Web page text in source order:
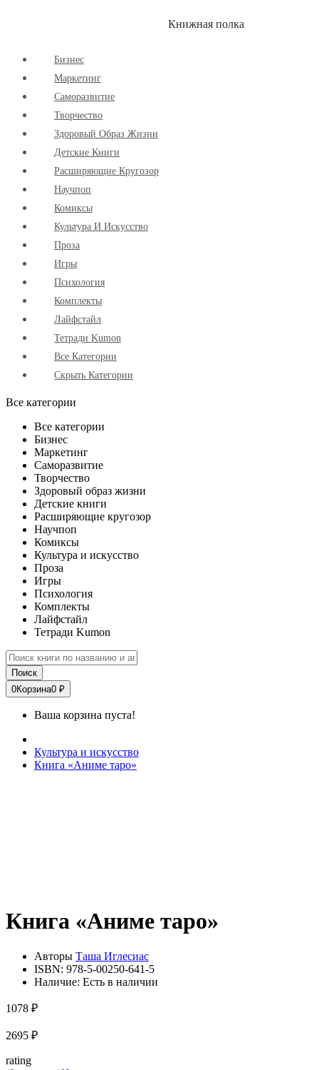
Книжная полка
Бизнес
Маркетинг
Cаморазвитие
Творчество
Здоровый Образ Жизни
Детские Книги
Расширяющие Кругозор
Научпоп
Комиксы
Культура И Искусство
Проза
Игры
Психология
Комплекты
Лайфстайл
Тетради Kumon
Все Категории
Скрыть Категории
Все категории
Все категории
Бизнес
Маркетинг
Саморазвитие
Творчество
Здоровый образ жизни
Детские книги
Расширяющие кругозор
Научпоп
Комиксы
Культура и искусство
Проза
Игры
Психология
Комплекты
Лайфстайл
Тетради Kumon
Поиск
0Корзина0 ₽
Ваша корзина пуста!
Культура и искусство
Книга «Аниме таро»
Книга «Аниме таро»
Авторы Таша Иглесиас
ISBN: 978-5-00250-641-5
Наличие: Есть в наличии
1078 ₽
2695 ₽
rating